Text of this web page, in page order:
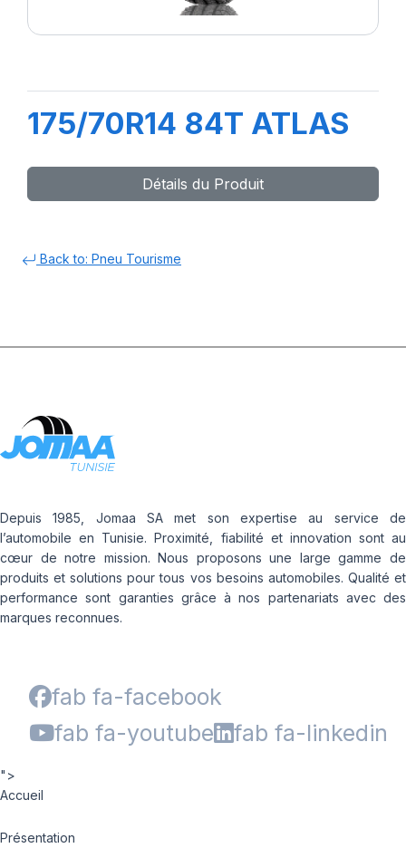
175/70R14 84T ATLAS
Détails du Produit
Back to: Pneu Tourisme
Depuis 1985, Jomaa SA met son expertise au service de
l’automobile en Tunisie. Proximité, fiabilité et innovation sont au
cœur de notre mission. Nous proposons une large gamme de
produits et solutions pour tous vos besoins automobiles. Qualité et
performance sont garanties grâce à nos partenariats avec des
marques reconnues.
fab fa-facebook
fab fa-youtube
fab fa-linkedin
">
Accueil
Présentation